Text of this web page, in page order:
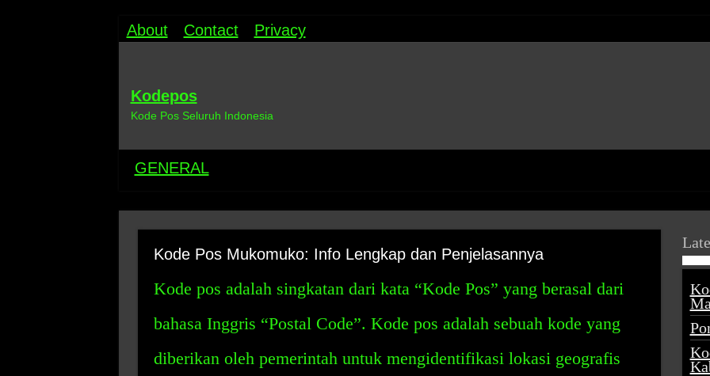
About Contact Privacy
Kodepos
Kode Pos Seluruh Indonesia
GENERAL
Kode Pos Mukomuko: Info Lengkap dan Penjelasannya
Kode pos adalah singkatan dari kata “Kode Pos” yang berasal dari
bahasa Inggris “Postal Code”. Kode pos adalah sebuah kode yang
diberikan oleh pemerintah untuk mengidentifikasi lokasi geografis